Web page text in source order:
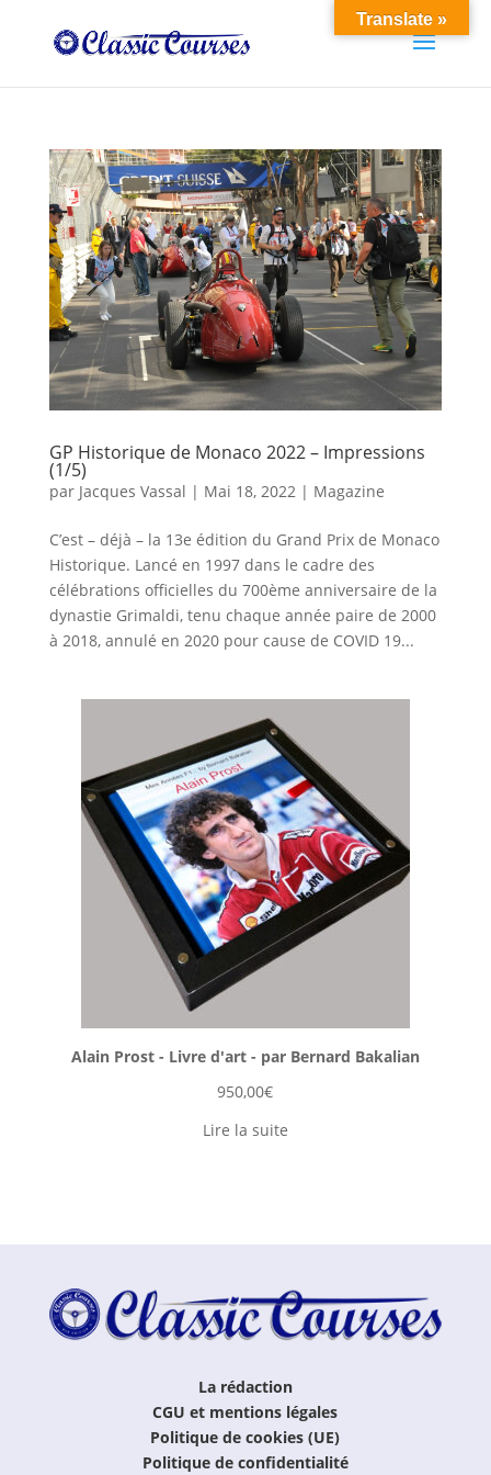
GP Historique de Monaco 2022 – Impressions
(1/5)
par Jacques Vassal | Mai 18, 2022| Magazine
C’est – déjà – la 13e édition du Grand Prix de Monaco
Historique. Lancé en 1997 dans le cadre des
célébrations officielles du 700ème anniversaire de la
dynastie Grimaldi, tenu chaque année paire de 2000
à 2018, annulé en 2020 pour cause de COVID 19...
Alain Prost - Livre d'art - par Bernard Bakalian
950,00€
Lire la suite
La rédaction
CGU et mentions légales
Politique de cookies (UE)
Politique de confidentialité
Translate »